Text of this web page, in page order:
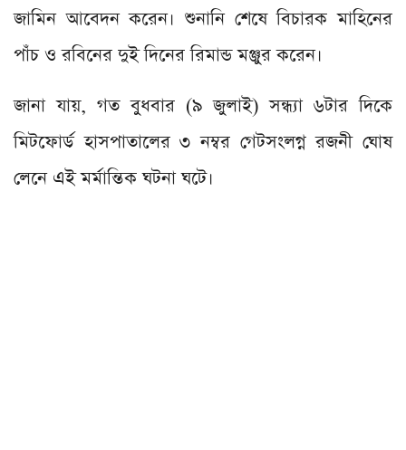
জামিন আবেদন করেন। শুনানি শেষে বিচারক মাহিনের
পাঁচ ও রবিনের দুই দিনের রিমান্ড মঞ্জুর করেন।
জানা যায়, গত বুধবার (৯ জুলাই) সন্ধ্যা ৬টার দিকে
মিটফোর্ড হাসপাতালের ৩ নম্বর গেটসংলগ্ন রজনী ঘোষ
লেনে এই মর্মান্তিক ঘটনা ঘটে।